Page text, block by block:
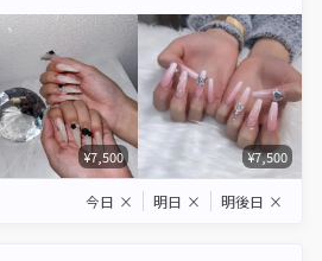
¥7,500 ¥7,500
今日 × 明日 × 明後日 ×